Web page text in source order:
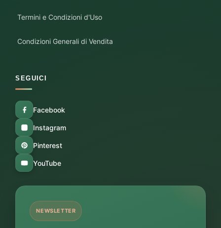
Termini e Condizioni d'Uso
Condizioni Generali di Vendita
SEGUICI
Facebook
Instagram
Pinterest
YouTube
NEWSLETTER